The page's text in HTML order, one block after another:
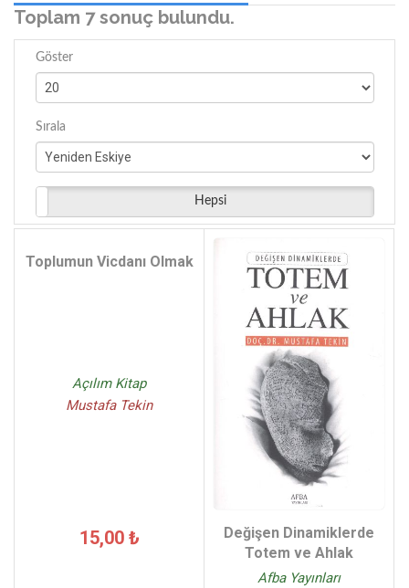
Toplam 7 sonuç bulundu.
Göster
Sırala
Hepsi
Toplumun Vicdanı Olmak
Açılım Kitap
Mustafa Tekin
15,00 ₺
Değişen Dinamiklerde
Totem ve Ahlak
Afba Yayınları